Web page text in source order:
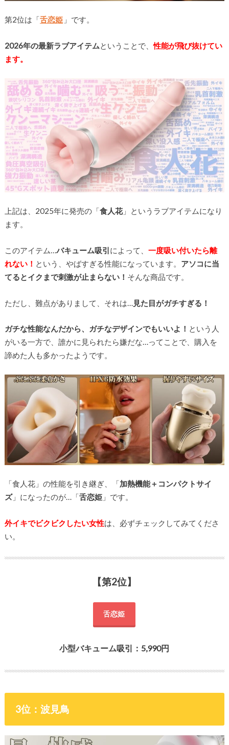
第2位は「舌恋姫 」です。
2026年の最新ラブアイテムということで、性能が飛び抜けてい
ます。
上記は、2025年に発売の「食人花」というラブアイテムになり
ます。
このアイテム…バキューム吸引によって、 一度吸い付いたら離
れない！ という、やばすぎる性能になっています。 アソコに当
てるとイクまで刺激が止まらない！ そんな商品です。
ただし、難点がありまして、それは… 見た目がガチすぎる！
ガチな性能なんだから、ガチなデザインでもいいよ！ という人
がいる一方で、誰かに見られたら嫌だな…ってことで、購入を
諦めた人も多かったようです。
「食人花」の性能を引き継ぎ、「加熱機能＋コンパクトサイ
ズ」になったのが…「舌恋姫」です。
外イキでビクビクしたい女性は、必ずチェックしてみてくださ
い。
【第2位】
舌恋姫
小型バキューム吸引：5,990円
3位：波見鳥